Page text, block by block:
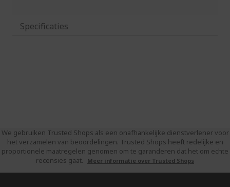
Specificaties
We gebruiken Trusted Shops als een onafhankelijke dienstverlener voor
het verzamelen van beoordelingen. Trusted Shops heeft redelijke en
proportionele maatregelen genomen om te garanderen dat het om echte
recensies gaat.
Meer informatie over Trusted Shops